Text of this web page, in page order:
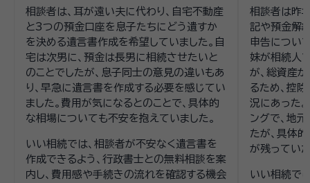
相談者は、耳が遠い夫に代わり、自宅不動産
と3つの預金口座を息子たちにどう遺すか
を決める遺言書作成を希望していました。自
宅は次男に、預金は長男に相続させたいと
のことでしたが、息子同士の意見の違いもあ
り、早急に遺言書を作成する必要を感じてい
ました。費用が気になるとのことで、具体的
な相場についても不安を抱えていました。
いい相続では、相談者が不安なく遺言書を
作成できるよう、行政書士との無料相談を案
内し、費用感や手続きの流れを確認する機会
相談者は昨
記や預金解
申告につい
妹が相続人
が、総資産
るため、控
況にあった
ングで、地
たが、具体
が残っていた
いい相続で